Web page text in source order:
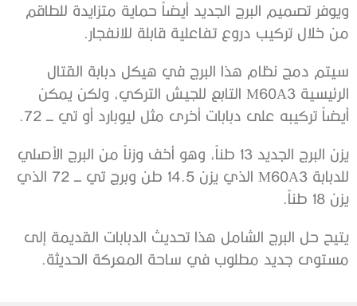
ويوفر تصميم البرج الجديد أيضاً حماية متزايدة للطاقم
من خلال تركيب دروع تفاعلية قابلة للانفجار.
سيتم دمج نظام هذا البرج في هيكل دبابة القتال
الرئيسية M60A3 التابع للجيش التركي، ولكن يمكن
أيضاً تركيبه على دبابات أخرى مثل ليوبارد أو تي ـــ 72.
يزن البرج الجديد 13 طناً، وهو أخف وزناً من البرج الأصلي
للدبابة M60A3 الذي يزن 14.5 طن وبرج تي ـــ 72 الذي
يزن 18 طناً.
يتيح حل البرج الشامل هذا تحديث الدبابات القديمة إلى
مستوى جديد مطلوب في ساحة المعركة الحديثة.